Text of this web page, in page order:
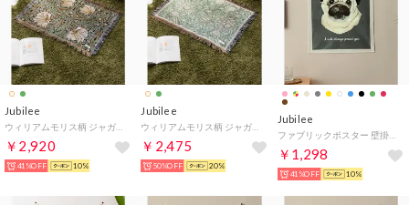
Jubilee
￥2,920
41%OFF 10%
Jubilee
￥2,475
50%OFF 20%
Jubilee
ファブリックポスター 壁掛け タペストリー （グレー系その他）
￥1,298
41%OFF 10%